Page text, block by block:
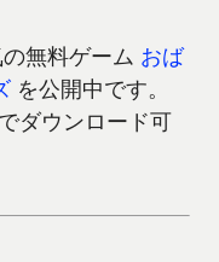
無料ゲーム おば
を公開中です。
ダウンロード可